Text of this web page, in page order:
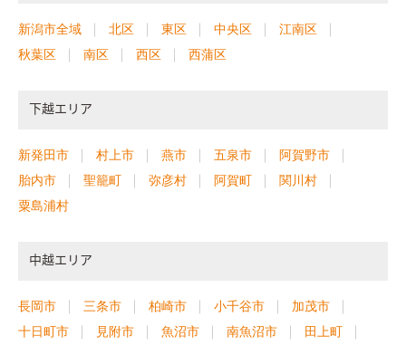
費表示と同様にルールに則った試算なので、実際の光熱費を保証
するものではありません。 気象条件、暮らし方で変化します。
新潟市全域 北区 東区 中央区
江南区
秋葉区
南区 西区 西蒲区
下越エリア
新発田市 村上市 燕市 五泉市
阿賀野市
胎内市
聖籠町 弥彦村 阿賀町
関川村
粟島浦村
中越エリア
長岡市 三条市 柏崎市 小千谷市
加茂市
十日町市
見附市 魚沼市 南魚沼市
田上町